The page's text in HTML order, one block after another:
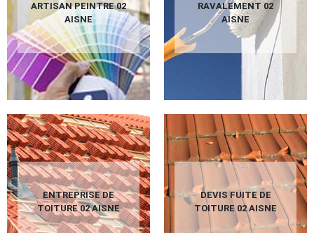
ARTISAN PEINTRE 02
AISNE
RAVALEMENT 02
AISNE
ENTREPRISE DE
TOITURE 02 AISNE
DEVIS FUITE DE
TOITURE 02 AISNE